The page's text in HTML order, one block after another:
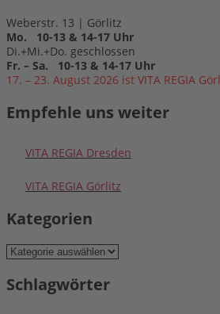
Weberstr. 13 | Görlitz
Mo. 10-13 & 14-17 Uhr
Di.+Mi.+Do. geschlossen
Fr. – Sa. 10-13 & 14-17 Uhr
17. – 23. August 2026 ist VITA REGIA
Empfehle uns weiter
VITA REGIA Dresden
VITA REGIA Görlitz
Kategorien
Kategorien
Schlagwörter